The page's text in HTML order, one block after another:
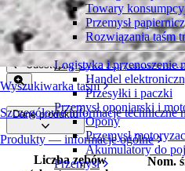
Wyszukiwarka taśm
Szczegółowe informacje
Produkty — informacje ogólne
Towary
Przemysł
Rozwiązania taśm
Logistyka i przenoszenie
Handel
Przesyłki i paczki
Przemysł oponiarski i
Opony
Przemysł
Akumulatory do
Przemysł
Metalowe koła
Seria 100
Udostępnij Złóż zapytanie
Dane produktu
Liczba zębów
Nom.